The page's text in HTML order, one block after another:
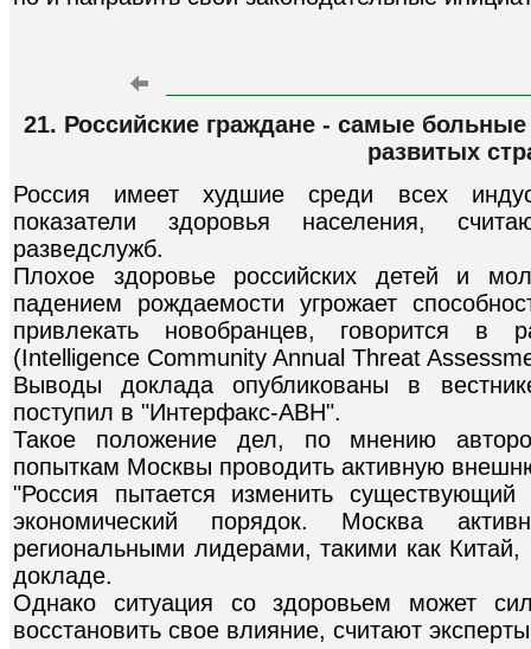
21. Российские граждане - самые
развитых
Россия имеет худшие среди всех
показатели здоровья населения,
разведслужб.
Плохое здоровье российских детей и
падением рождаемости угрожает
привлекать новобранцев, говорится в
(Intelligence Community Annual Threat
Выводы доклада опубликованы в
поступил в "Интерфакс-АВН".
Такое положение дел, по мнению
попыткам Москвы проводить активную
"Россия пытается изменить
экономический порядок. Москва
региональными лидерами, такими как
докладе.
Однако ситуация со здоровьем может
восстановить свое влияние, считают